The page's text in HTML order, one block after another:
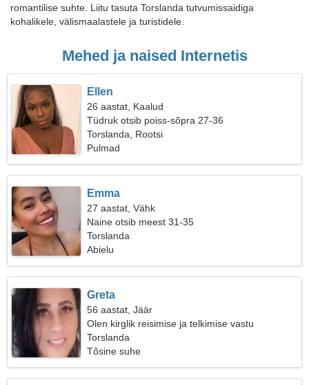
romantilise suhte. Liitu tasuta Torslanda tutvumissaidiga
kohalikele, välismaalastele ja turistidele.
Mehed ja naised Internetis
Ellen
26 aastat, Kaalud
Tüdruk otsib poiss-sõpra 27-36
Torslanda, Rootsi
Pulmad
Emma
27 aastat, Vähk
Naine otsib meest 31-35
Torslanda
Abielu
Greta
56 aastat, Jäär
Olen kirglik reisimise ja telkimise vastu
Torslanda
Tõsine suhe